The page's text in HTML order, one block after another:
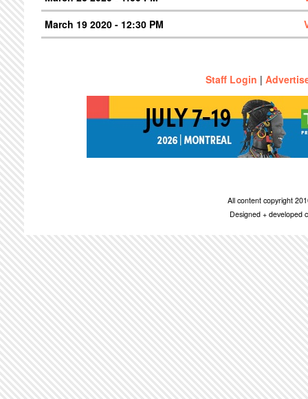
March 19 2020 - 12:30 PM
Staff Login |
All content copyright
Designed + developed